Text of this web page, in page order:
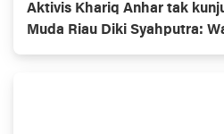
Aktivis Khariq Anhar tak
Muda Riau Diki Syahputra:
Gubernur omon2